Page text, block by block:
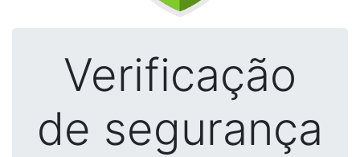
Verificação
de segurança